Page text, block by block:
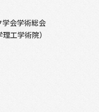
学会学術総会
工学術院）